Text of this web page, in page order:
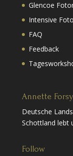
Glencoe
Intensive
FAQ
Feedback
Annette
Deutsche
Schottland lebt
Follow